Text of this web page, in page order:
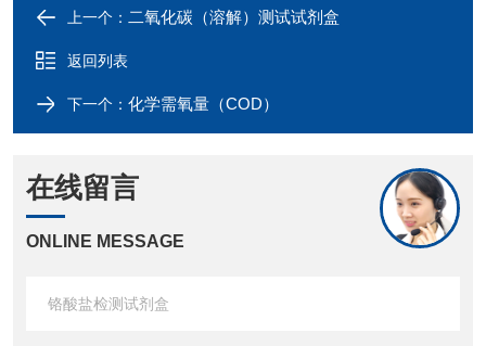
上一个： 二氧化碳（溶解）测试试剂盒
返回列表
下一个： 化学需氧量（COD）
在线留言
ONLINE MESSAGE